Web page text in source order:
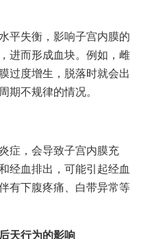
平失衡，影响子宫内膜的
进而形成血块。例如，雌
过度增生，脱落时就会出
期不规律的情况。
症，会导致子宫内膜充
经血排出，可能引起经血
有下腹疼痛、白带异常等
天行为的影响